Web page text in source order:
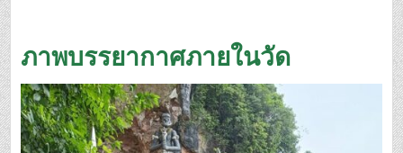
ภาพบรรยากาศภายในวัด